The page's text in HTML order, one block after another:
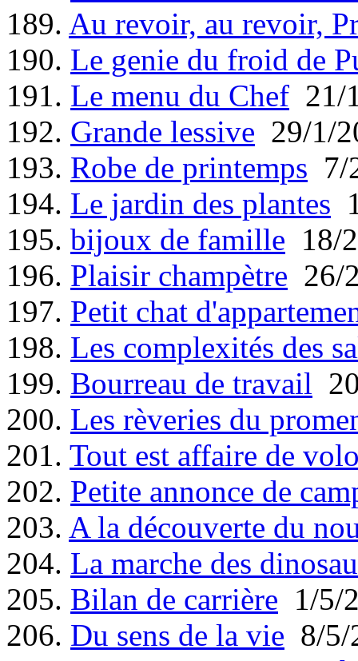
189. Au revoir, au revoir,
190. Le genie du froid de
191. Le menu du Chef 21/
192. Grande lessive 29/1/
193. Robe de printemps 7/
194. Le jardin des plantes
195. bijoux de famille 18/
196. Plaisir champètre 26/
197. Petit chat
198. Les complexités des
199. Bourreau de travail
200. Les rèveries du
201. Tout est affaire de
202. Petite annonce de
203. A la découverte du
204. La marche des
205. Bilan de carrière 1/5/
206. Du sens de la vie 8/5/